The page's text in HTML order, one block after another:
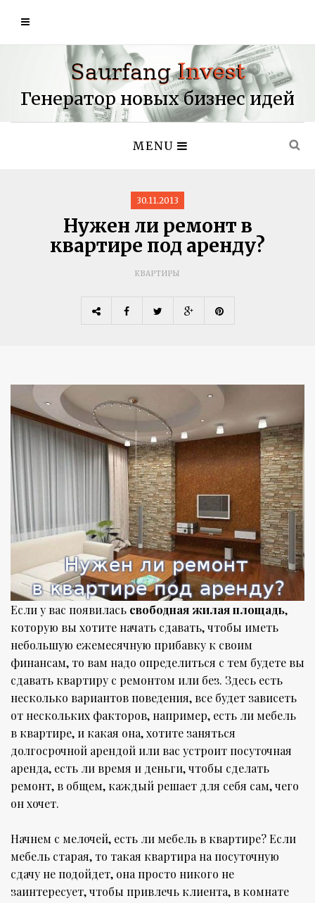
Генератор новых бизнес идей
MENU
30.11.2013
Нужен ли ремонт в
квартире под аренду?
КВАРТИРЫ
Если у вас появилась свободная жилая площадь,
которую вы хотите начать сдавать, чтобы иметь
небольшую ежемесячную прибавку к своим
финансам, то вам надо определиться с тем будете вы
сдавать квартиру с ремонтом или без. Здесь есть
несколько вариантов поведения, все будет зависеть
от нескольких факторов, например, есть ли мебель
в квартире, и какая она, хотите заняться
долгосрочной арендой или вас устроит посуточная
аренда, есть ли время и деньги, чтобы сделать
ремонт, в общем, каждый решает для себя сам, чего
он хочет.
Начнем с мелочей, есть ли мебель в квартире? Если
мебель старая, то такая квартира на посуточную
сдачу не подойдет, она просто никого не
заинтересует, чтобы привлечь клиента, в комнате